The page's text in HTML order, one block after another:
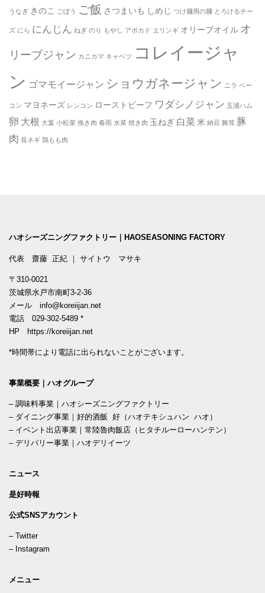
うなぎ きのこ ごぼう ご飯 さつまいも しめじ つけ麺用の麺 とろけるチー
ズ にら にんじん ねぎ のり もやし アボカド エリンギ オリーブオイル オ
リーブジャン カニカマ キャベツ
コレイージャ
ン ゴマモイージャン ショウガネージャン ニラ ベー
コン マヨネーズ レンコン ローストビーフ ワダシノジャン 五浦ハム
卵 大根 大葉 小松菜 挽き肉 春雨 水菜 焼き肉 玉ねぎ 白菜 米 納豆 舞茸 豚
肉 長ネギ 鶏もも肉
ハオシーズニングファクトリー｜HAOSEASONING FACTORY
代表 齋藤 正紀 ｜ サイトウ マサキ
〒310-0021
茨城県水戸市南町3-2-36
メール info@koreiijan.net
電話 029-302-5489 *
HP https://koreiijan.net
*時間帯により電話に出られないことがございます。
事業概要｜ハオグループ
– 調味料事業｜ハオシーズニングファクトリー
– ダイニング事業｜好的酒飯 好（ハオテキシュハン ハオ）
– イベント出店事業｜常陸魯肉飯店（ヒタチルーローハンテン）
– デリバリー事業｜ハオデリイーツ
ニュース
是好時報
公式SNSアカウント
– Twitter
– Instagram
メニュー